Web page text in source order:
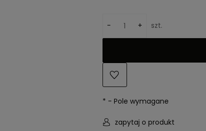
- + szt.
* - Pole wymagane
zapytaj o produkt